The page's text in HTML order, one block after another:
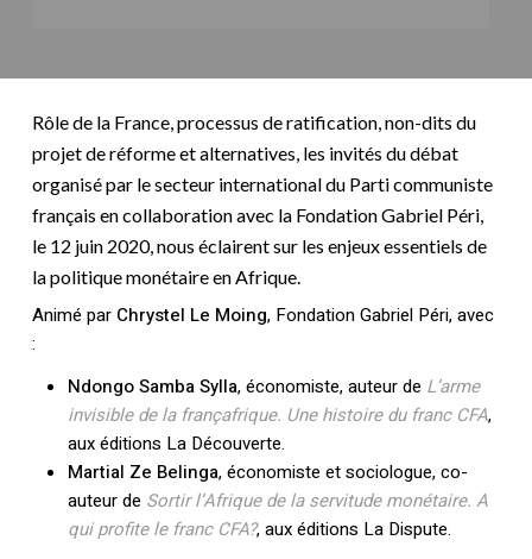
Rôle de la France, processus de ratification, non-dits du
projet de réforme et alternatives, les invités du débat
organisé par le secteur international du Parti communiste
français en collaboration avec la Fondation Gabriel Péri,
le 12 juin 2020, nous éclairent sur les enjeux essentiels de
la politique monétaire en Afrique.
Animé par Chrystel Le Moing, Fondation Gabriel Péri, avec
:
Ndongo Samba Sylla, économiste, auteur de L’arme
invisible de la françafrique. Une histoire du franc CFA,
aux éditions La Découverte.
Martial Ze Belinga, économiste et sociologue, co-
auteur de Sortir l’Afrique de la servitude monétaire. A
qui profite le franc CFA?, aux éditions La Dispute.